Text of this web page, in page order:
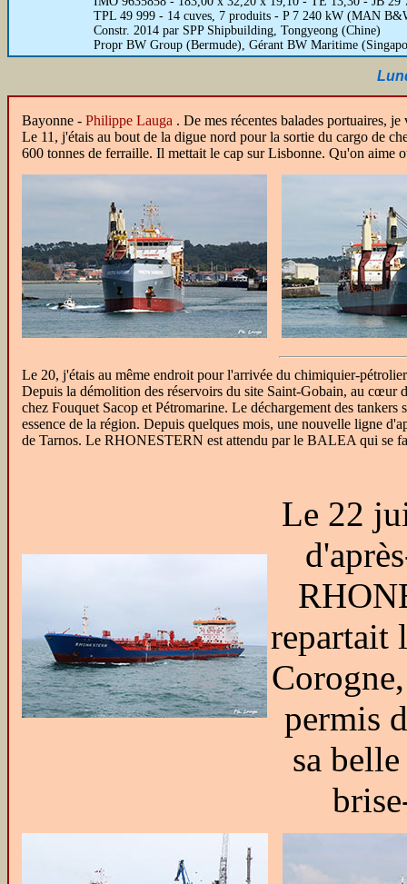
TPL 49 999 - 14 cuves, 7 produits - P 7 240 kW (MAN
Constr. 2014 par SPP Shipbuilding, Tongyeong (Chine)
Propr BW Group (Bermude), Gérant BW Maritime
Bayonne - Philippe Lauga . De mes récentes balades portuaires,
Le 11, j'étais au bout de la digue nord pour la sortie du cargo de
600 tonnes de ferraille. Il mettait le cap sur Lisbonne. Qu'on aime
Le 20, j'étais au même endroit pour l'arrivée du chimiquier-
Depuis la démolition des réservoirs du site Saint-Gobain, au cœur
chez Fouquet Sacop et Pétromarine. Le déchargement des
essence de la région. Depuis quelques mois, une nouvelle ligne
de Tarnos. Le RHONESTERN est attendu par le BALEA qui se
Le 22
repartait
permis
sa